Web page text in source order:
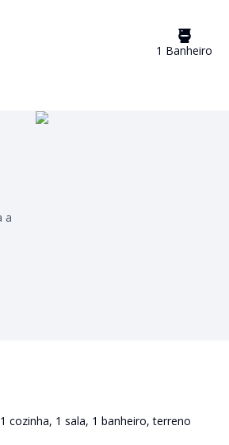
1 Banheiro
a
cozinha, 1 sala, 1 banheiro, terreno